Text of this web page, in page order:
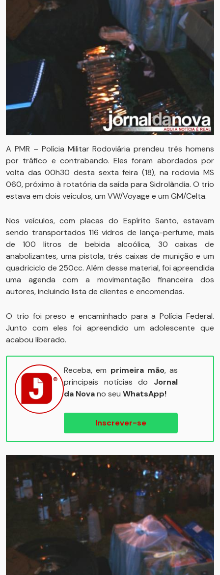
A PMR – Polícia Militar Rodoviária prendeu três homens
por tráfico e contrabando. Eles foram abordados por
volta das 00h30 desta sexta feira (18), na rodovia MS
060, próximo à rotatória da saída para Sidrolândia. O trio
estava em dois veículos, um VW/Voyage e um GM/Celta.
Nos veículos, com placas do Espírito Santo, estavam
sendo transportados 116 vidros de lança-perfume, mais
de 100 litros de bebida alcoólica, 30 caixas de
anabolizantes, uma pistola, três caixas de munição e um
quadriciclo de 250cc. Além desse material, foi apreendida
uma agenda com a movimentação financeira dos
autores, incluindo lista de clientes e encomendas.
O trio foi preso e encaminhado para a Polícia Federal.
Junto com eles foi apreendido um adolescente que
acabou liberado.
Receba, em primeira mão, as
principais notícias do Jornal
da Novano seu WhatsApp!
Inscrever-se